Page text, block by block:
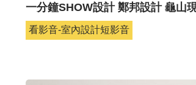
一分鐘SHOW設計 鄭邦設計 龜山
看影音-室內設計短影音